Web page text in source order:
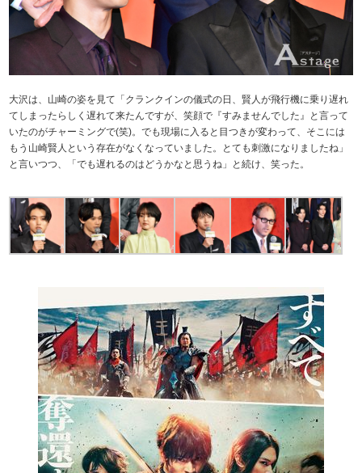
大沢は、山崎の姿を見て「クランクインの儀式の日、賢人が飛行機に乗り遅れ
てしまったらしく遅れて来たんですが、笑顔で『すみませんでした』と言って
いたのがチャーミングで(笑)。でも現場に入ると目つきが変わって、そこには
もう山崎賢人という存在がなくなっていました。とても刺激になりましたね」
と言いつつ、「でも遅れるのはどうかなと思うね」と続け、笑った。